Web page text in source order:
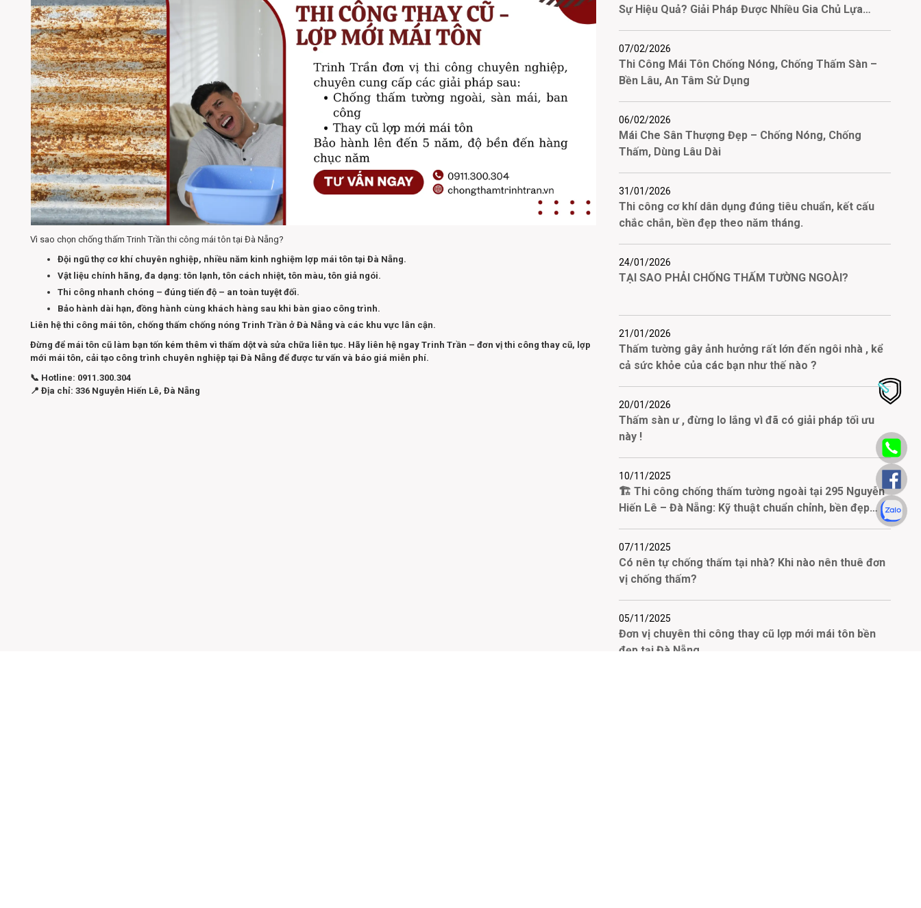
Vì sao chọn chống thấm Trinh Trần thi công mái tôn tại Đà Nẵng?
Đội ngũ thợ cơ khí chuyên nghiệp, nhiều năm kinh nghiệm lợp mái tôn tại Đà Nẵng.
Vật liệu chính hãng, đa dạng: tôn lạnh, tôn cách nhiệt, tôn màu, tôn giả ngói.
Thi công nhanh chóng – đúng tiến độ – an toàn tuyệt đối.
Bảo hành dài hạn, đồng hành cùng khách hàng sau khi bàn giao công trình.
Liên hệ thi công mái tôn, chống thấm chống nóng Trinh Trần ở Đà Nẵng và các khu vực lân cận.
Đừng để mái tôn cũ làm bạn tốn kém thêm vì thấm dột và sửa chữa liên tục. Hãy liên hệ ngay Trinh Trần – đơn vị thi công thay cũ, lợp
mới mái tôn, cải tạo công trình chuyên nghiệp tại Đà Nẵng để được tư vấn và báo giá miễn phí.
📞 Hotline: 0911.300.304
📍 Địa chỉ: 336 Nguyễn Hiến Lê, Đà Nẵng
Sự Hiệu Quả? Giải Pháp Được Nhiều Gia Chủ Lựa
07/02/2026
Thi Công Mái Tôn Chống Nóng, Chống Thấm Sàn –
Bền Lâu, An Tâm Sử Dụng
06/02/2026
Mái Che Sân Thượng Đẹp – Chống Nóng, Chống
Thấm, Dùng Lâu Dài
31/01/2026
Thi công cơ khí dân dụng đúng tiêu chuẩn, kết cấu
chắc chắn, bền đẹp theo năm tháng.
24/01/2026
TẠI SAO PHẢI CHỐNG THẤM TƯỜNG NGOÀI?
21/01/2026
Thấm tường gây ảnh hưởng rất lớn đến ngôi nhà , kể
cả sức khỏe của các bạn như thế nào ?
20/01/2026
Thấm sàn ư , đừng lo lắng vì đã có giải pháp tối ưu
này !
10/11/2025
🏗️ Thi công chống thấm tường ngoài tại 295 Nguyễn
Hiến Lê – Đà Nẵng: Kỹ thuật chuẩn chỉnh, bền đẹp
07/11/2025
Có nên tự chống thấm tại nhà? Khi nào nên thuê đơn
vị chống thấm?
05/11/2025
Đơn vị chuyên thi công thay cũ lợp mới mái tôn bền
đẹp tại Đà Nẵng